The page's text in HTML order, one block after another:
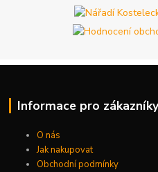
Informace pro zákazníky
O nás
Jak nakupovat
Obchodní podmínky